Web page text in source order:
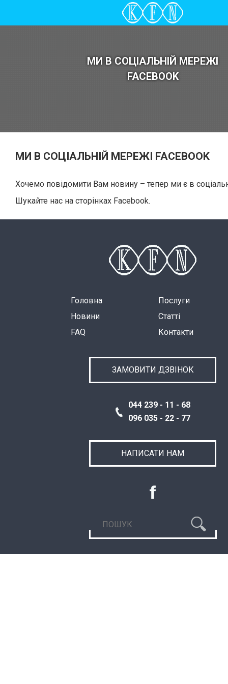
МИ В СОЦІАЛЬНІЙ МЕРЕЖІ
FACEBOOK
МИ В СОЦІАЛЬНІЙ МЕРЕЖІ FACEBOOK
Хочемо повідомити Вам новину – тепер ми є в
Шукайте нас на сторінках Facebook.
Головна
Послуги
Новини
Статті
FAQ
Контакти
ЗАМОВИТИ ДЗВІНОК
044 239 - 11 - 68
096 035 - 22 - 77
НАПИСАТИ НАМ